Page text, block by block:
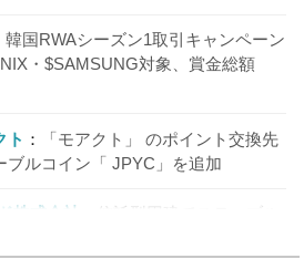
韓国RWAシーズン1取引キャンペーン
・$SAMSUNG対象、賞金総額
ト
「モアクト」 のポイント交換先
ブルコイン「 JPYC」を追加
株式会社
信託型円建てステーブル